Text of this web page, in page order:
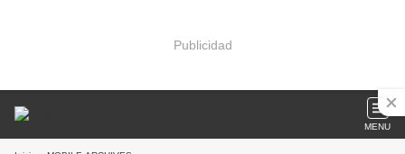
Publicidad
MENU